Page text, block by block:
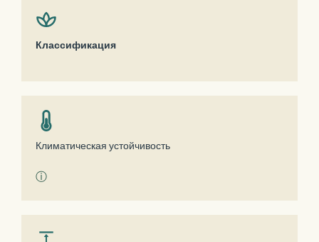
Классификация
Климатическая устойчивость
ⓘ